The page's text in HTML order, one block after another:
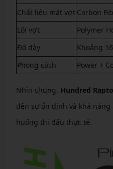
Chất liệu mặt vợt Carbon
Lõi vợt
Polymer
Độ dày
Khoảng
Phong cách
Power +
Nhìn chung, Hundred
đến sự ổn định và khả
huống thi đấu thực tế.